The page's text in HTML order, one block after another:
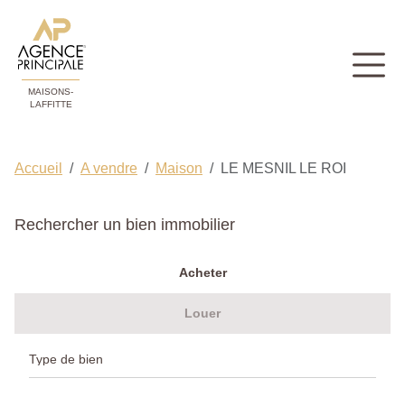
MAISONS-
LAFFITTE
Accueil A vendre Maison LE MESNIL LE ROI
Rechercher un bien immobilier
Acheter
Louer